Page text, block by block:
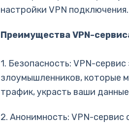
настройки VPN подключения.
Преимущества VPN-
1. Безопасность: VPN-
злоумышленников, которые
трафик, украсть ваши
2. Анонимность: VPN-сервис